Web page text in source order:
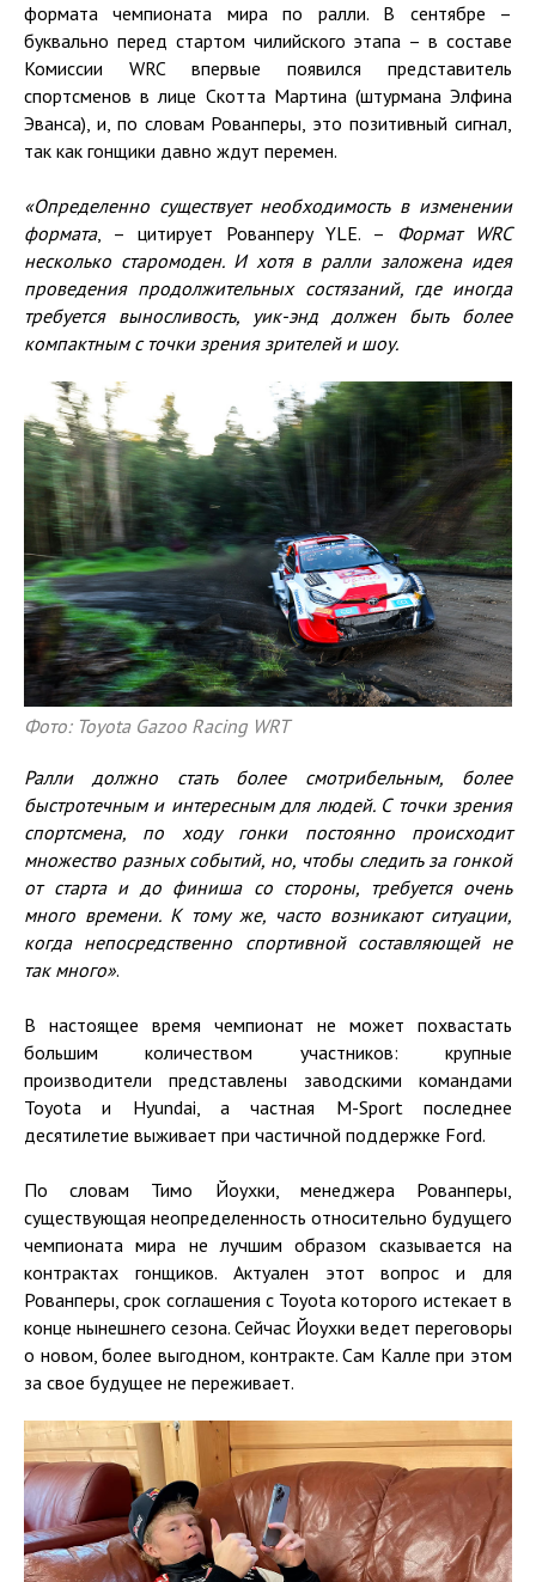
формата чемпионата мира по ралли. В сентябре –
буквально перед стартом чилийского этапа – в составе
Комиссии WRC впервые появился представитель
спортсменов в лице Скотта Мартина (штурмана Элфина
Эванса), и, по словам Рованперы, это позитивный сигнал,
так как гонщики давно ждут перемен.
«Определенно существует необходимость в изменении
формата, – цитирует Рованперу YLE. – Формат WRC
несколько старомоден. И хотя в ралли заложена идея
проведения продолжительных состязаний, где иногда
требуется выносливость, уик-энд должен быть более
компактным с точки зрения зрителей и шоу.
Фото: Toyota Gazoo Racing WRT
Ралли должно стать более смотрибельным, более
быстротечным и интересным для людей. С точки зрения
спортсмена, по ходу гонки постоянно происходит
множество разных событий, но, чтобы следить за гонкой
от старта и до финиша со стороны, требуется очень
много времени. К тому же, часто возникают ситуации,
когда непосредственно спортивной составляющей не
так много».
В настоящее время чемпионат не может похвастать
большим количеством участников: крупные
производители представлены заводскими командами
Toyota и Hyundai, а частная M-Sport последнее
десятилетие выживает при частичной поддержке Ford.
По словам Тимо Йоухки, менеджера Рованперы,
существующая неопределенность относительно будущего
чемпионата мира не лучшим образом сказывается на
контрактах гонщиков. Актуален этот вопрос и для
Рованперы, срок соглашения с Toyota которого истекает в
конце нынешнего сезона. Сейчас Йоухки ведет переговоры
о новом, более выгодном, контракте. Сам Калле при этом
за свое будущее не переживает.